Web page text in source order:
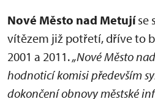
Nové Město nad Metujíse
vítězem již potřetí, dříve to
2001 a 2011.„Nové Město
hodnoticí komisi především
dokončení obnovy městské